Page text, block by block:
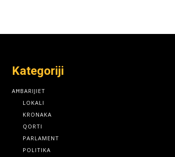
Kategoriji
AĦBARIJIET
LOKALI
KRONAKA
QORTI
PARLAMENT
POLITIKA